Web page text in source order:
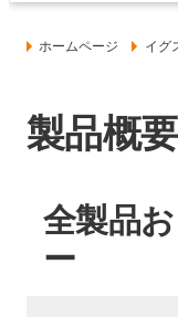
ホームページ イグ
製品概要
全製品
ー